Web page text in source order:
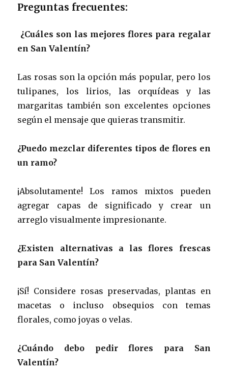
Preguntas frecuentes:
¿Cuáles son las mejores flores para regalar
en San Valentín?
Las rosas son la opción más popular, pero los
tulipanes, los lirios, las orquídeas y las
margaritas también son excelentes opciones
según el mensaje que quieras transmitir.
¿Puedo mezclar diferentes tipos de flores en
un ramo?
¡Absolutamente! Los ramos mixtos pueden
agregar capas de significado y crear un
arreglo visualmente impresionante.
¿Existen alternativas a las flores frescas
para San Valentín?
¡Sí! Considere rosas preservadas, plantas en
macetas o incluso obsequios con temas
florales, como joyas o velas.
¿Cuándo debo pedir flores para San
Valentín?